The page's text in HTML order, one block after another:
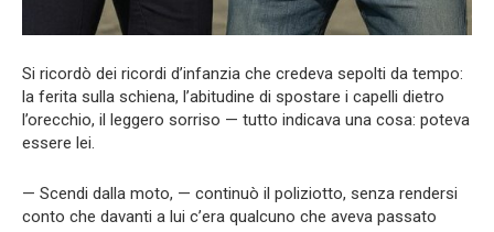
Si ricordò dei ricordi d’infanzia che credeva sepolti da tempo:
la ferita sulla schiena, l’abitudine di spostare i capelli dietro
l’orecchio, il leggero sorriso — tutto indicava una cosa: poteva
essere lei.
— Scendi dalla moto, — continuò il poliziotto, senza rendersi
conto che davanti a lui c’era qualcuno che aveva passato